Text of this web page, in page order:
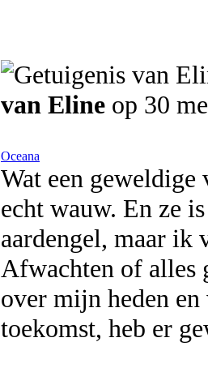
van Eline op 30
Oceana
Wat een geweldige
echt wauw. En ze
aardengel, maar ik
Afwachten of alles
over mijn heden
toekomst, heb er